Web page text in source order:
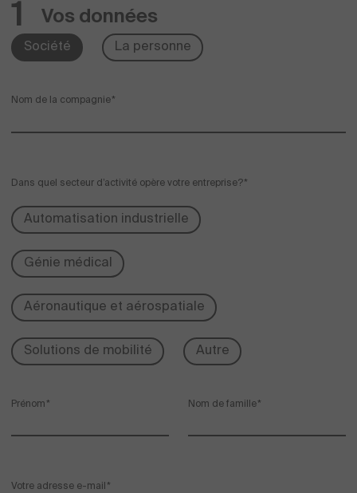
1 Vos données
Société La personne
Nom de la compagnie
Dans quel secteur d’activité opère votre entreprise?
Automatisation industrielle
Génie médical
Aéronautique et aérospatiale
Solutions de mobilité Autre
Prénom Nom de famille
Votre adresse e-mail